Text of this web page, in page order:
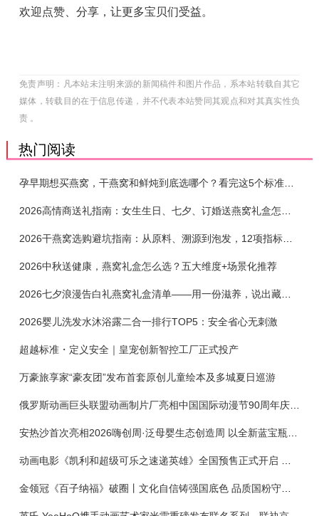
欢迎点赞、分享，让更多宝贝们受益。
免责声明：凡本站未注明来源的新闻稿件和图片作品，系本站转载自其它
媒体，转载目的在于信息传递，并不代表本站赞同其观点和对其真实性负
责 。
热门阅读
孕早期想买燕窝，干燕窝和鲜炖到底选哪个？看完这5个标准再下单
2026干燕窝选购避坑指南：从原料、溯源到泡发，12项指标判断靠谱燕窝
2026中秋送健康，燕窝礼盒怎么选？五大维度+场景化推荐
2026七夕浪漫告白礼燕窝礼盒清单——用一份滋养，说出藏在心底的爱
2026婴儿洗发水沐浴露二合一排行TOP5：安全省心无刺激
超越标准・定义安全｜皇宠创新智控工厂正式投产
万豪旅享家“豪友团”发布首套原创儿童绘本及多城夏日巡游
俄罗斯动画巨头联盟动画制片厂亮相中国国际动漫节90周年庆开启中国之旅新篇章
金领冠《百子纳福》破圈丨文化自信铸强国底色 品质国粉守护新生